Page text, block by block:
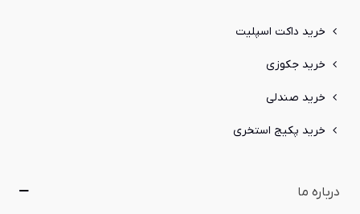
خرید داکت اسپلیت
خرید جکوزی
خرید صندلی
خرید پکیج استخری
درباره ما